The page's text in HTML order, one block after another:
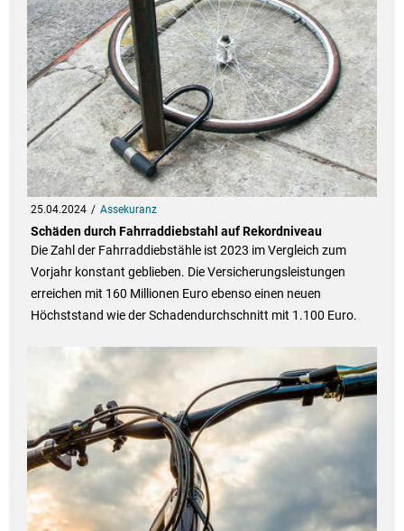
25.04.2024 Assekuranz
Schäden durch Fahrraddiebstahl auf Rekordniveau
Die Zahl der Fahrraddiebstähle ist 2023 im Vergleich zum
Vorjahr konstant geblieben. Die Versicherungsleistungen
erreichen mit 160 Millionen Euro ebenso einen neuen
Höchststand wie der Schadendurchschnitt mit 1.100 Euro.